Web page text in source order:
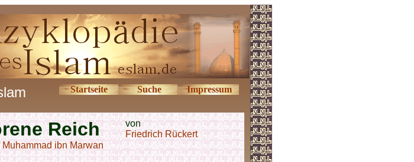
Startseite Suche Impressum
Reich
Muhammad ibn Marwan
von
Friedrich Rückert